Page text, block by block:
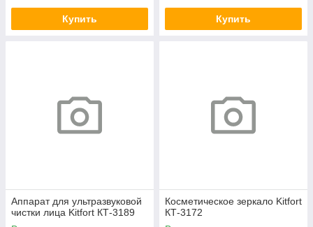
Купить Купить
Аппарат для ультразвуковой
чистки лица Kitfort КТ-3189
Косметическое зеркало Kitfort
КТ-3172